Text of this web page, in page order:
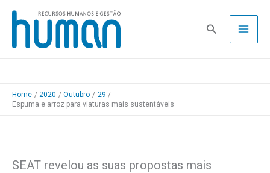
Skip
content
Pesquisa
Home 2020 Outubro
29
Espuma e arroz para viaturas mais sustentáveis
SEAT revelou as suas propostas mais